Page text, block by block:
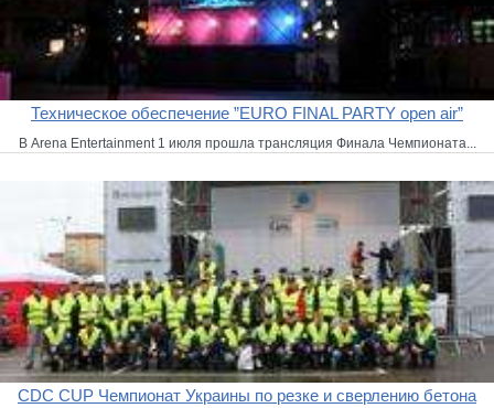
Техническое обеспечение ”EURO FINAL PARTY open air”
В Arena Entertainment 1 июля прошла трансляция Финала Чемпионата...
CDC CUP Чемпионат Украины по резке и сверлению бетона